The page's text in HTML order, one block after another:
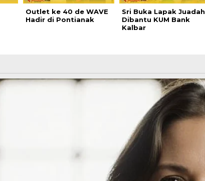
Outlet ke 40 de WAVE
Hadir di Pontianak
Sri Buka Lapak Juadah
Dibantu KUM Bank
Kalbar